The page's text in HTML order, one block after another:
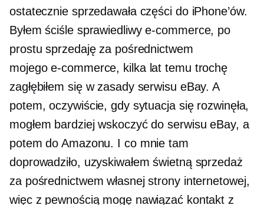
ostatecznie sprzedawała części do iPhone’ów.
Byłem ściśle sprawiedliwye-commerce, po
prostu sprzedaję za pośrednictwem
mojegoe-commerce, kilka lat temu trochę
zagłębiłem się w zasady serwisu eBay. A
potem, oczywiście, gdy sytuacja się rozwinęła,
mogłem bardziej wskoczyć do serwisu eBay, a
potem do Amazonu. I co mnie tam
doprowadziło, uzyskiwałem świetną sprzedaż
za pośrednictwem własnej strony internetowej,
więc z pewnością mogę nawiązać kontakt z